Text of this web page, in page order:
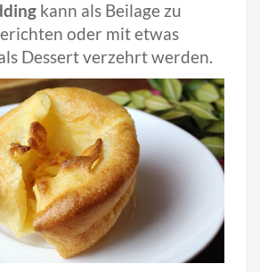
kann als Beilage zu
oder mit etwas
Dessert verzehrt werden.